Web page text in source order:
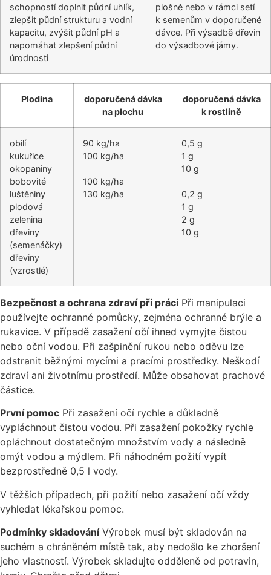
schopností doplnit půdní uhlík,
zlepšit půdní strukturu a vodní
kapacitu, zvýšit půdní pH a
napomáhat zlepšení půdní
úrodnosti
plošně nebo v rámci setí
k semenům v doporučené
dávce. Při výsadbě dřevin
do výsadbové jámy.
Plodina
doporučená dávka
na plochu
doporučená dávka
k rostlině
obilí
kukuřice
okopaniny
bobovité
luštěniny
plodová
zelenina
dřeviny
(semenáčky)
dřeviny
(vzrostlé)
90 kg/ha
100 kg/ha
100 kg/ha
130 kg/ha
0,5 g
1 g
10 g
0,2 g
1 g
2 g
10 g
Bezpečnost a ochrana zdraví při práci Při manipulaci
používejte ochranné pomůcky, zejména ochranné brýle a
rukavice. V případě zasažení očí ihned vymyjte čistou
nebo oční vodou. Při zašpinění rukou nebo oděvu lze
odstranit běžnými mycími a pracími prostředky. Neškodí
zdraví ani životnímu prostředí. Může obsahovat prachové
částice.
První pomoc Při zasažení očí rychle a důkladně
vypláchnout čistou vodou. Při zasažení pokožky rychle
opláchnout dostatečným množstvím vody a následně
omýt vodou a mýdlem. Při náhodném požití vypít
bezprostředně 0,5 l vody.
V těžších případech, při požití nebo zasažení očí vždy
vyhledat lékařskou pomoc.
Podmínky skladováníVýrobek musí být skladován na
suchém a chráněném místě tak, aby nedošlo ke zhoršení
jeho vlastností. Výrobek skladujte odděleně od potravin,